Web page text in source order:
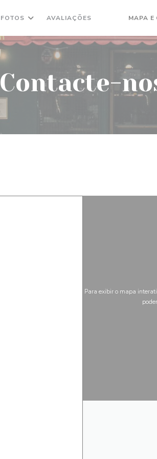
FOTOS AVALIAÇÕES MAPA E
Contacte-
Para exibir o mapa